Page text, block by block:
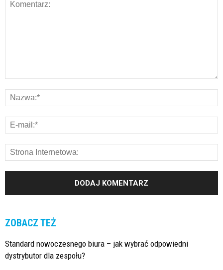
ZOBACZ TEŻ
Standard nowoczesnego biura – jak wybrać odpowiedni
dystrybutor dla zespołu?